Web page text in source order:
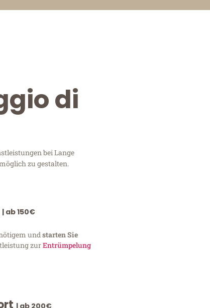
di
bei Lange
zu gestalten.
| ab 150€
undstarten Sie
zurEntrümpelung
| ab 200€